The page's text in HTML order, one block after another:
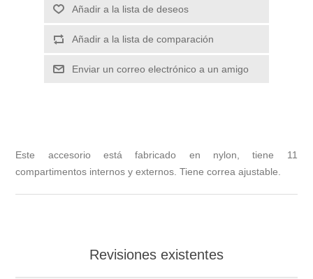
Añadir a la lista de deseos
Añadir a la lista de comparación
Enviar un correo electrónico a un amigo
Este accesorio está fabricado en nylon, tiene 11
compartimentos internos y externos. Tiene correa ajustable.
Revisiones existentes